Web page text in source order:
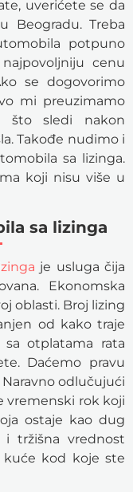
uverićete se da
Beogradu. Treba
potpuno
cenu
se dogovorimo
mi preuzimamo
što sledi nakon
Takođe nudimo i
sa lizinga.
koji nisu više u
sa lizinga
je usluga čija
Ekonomska
oblasti. Broj lizing
od kako traje
otplatama rata
Daćemo pravu
odlučujući
vremenski rok koji
ostaje kao dug
i tržišna vrednost
kuće kod koje ste